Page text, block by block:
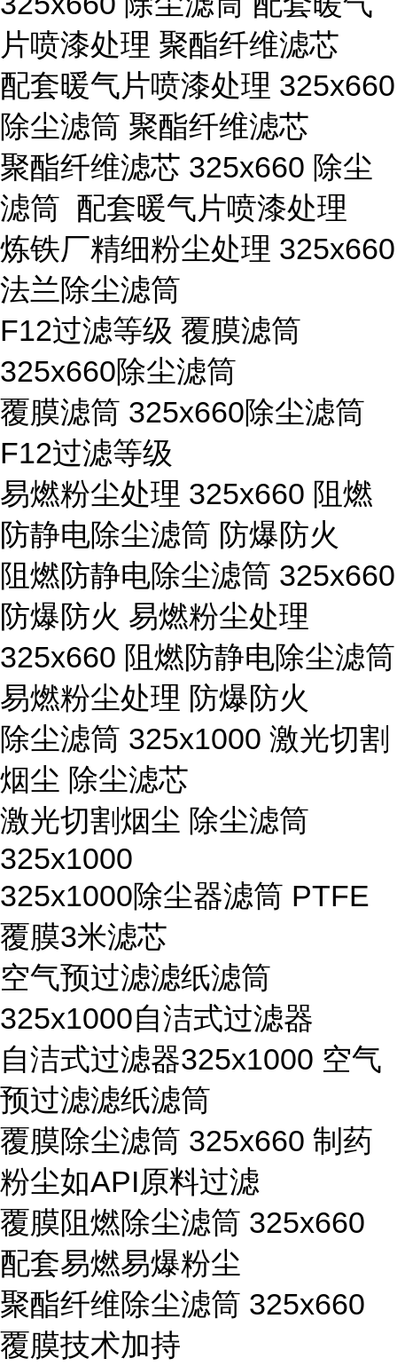
片喷漆处理 聚酯纤维滤芯
配套暖气片喷漆处理 325x660
除尘滤筒 聚酯纤维滤芯
聚酯纤维滤芯 325x660 除尘
滤筒 配套暖气片喷漆处理
炼铁厂精细粉尘处理 325x660
法兰除尘滤筒
F12过滤等级 覆膜滤筒
325x660除尘滤筒
覆膜滤筒 325x660除尘滤筒
F12过滤等级
易燃粉尘处理 325x660 阻燃
防静电除尘滤筒 防爆防火
阻燃防静电除尘滤筒 325x660
防爆防火 易燃粉尘处理
325x660 阻燃防静电除尘滤筒
易燃粉尘处理 防爆防火
除尘滤筒 325x1000 激光切割
烟尘 除尘滤芯
激光切割烟尘 除尘滤筒
325x1000
325x1000除尘器滤筒 PTFE
覆膜3米滤芯
空气预过滤滤纸滤筒
325x1000自洁式过滤器
自洁式过滤器325x1000 空气
预过滤滤纸滤筒
覆膜除尘滤筒 325x660 制药
粉尘如API原料过滤
覆膜阻燃除尘滤筒 325x660
配套易燃易爆粉尘
聚酯纤维除尘滤筒 325x660
覆膜技术加持